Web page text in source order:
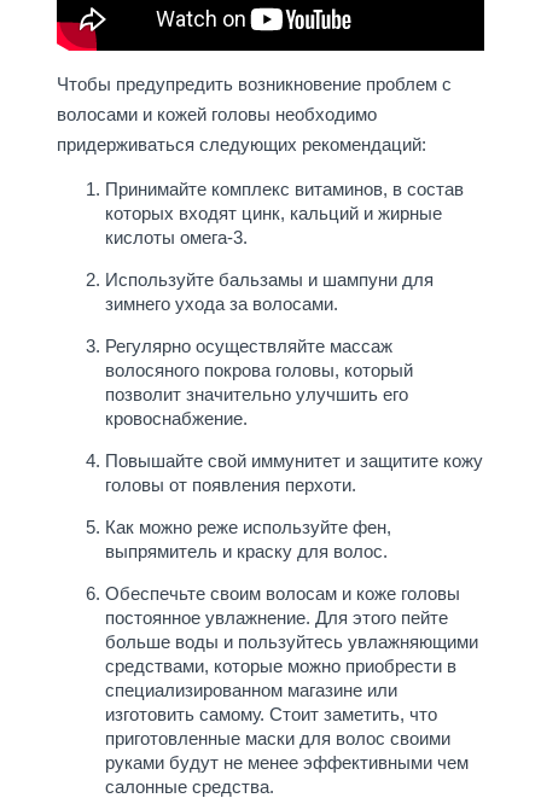
Чтобы предупредить возникновение проблем с
волосами и кожей головы необходимо
придерживаться следующих рекомендаций:
Принимайте комплекс витаминов, в состав
которых входят цинк, кальций и жирные
кислоты омега-3.
Используйте бальзамы и шампуни для
зимнего ухода за волосами.
Регулярно осуществляйте массаж
волосяного покрова головы, который
позволит значительно улучшить его
кровоснабжение.
Повышайте свой иммунитет и защитите кожу
головы от появления перхоти.
Как можно реже используйте фен,
выпрямитель и краску для волос.
Обеспечьте своим волосам и коже головы
постоянное увлажнение. Для этого пейте
больше воды и пользуйтесь увлажняющими
средствами, которые можно приобрести в
специализированном магазине или
изготовить самому. Стоит заметить, что
приготовленные маски для волос своими
руками будут не менее эффективными чем
салонные средства.